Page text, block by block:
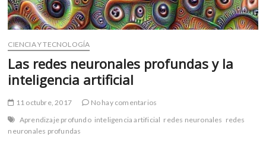
e
r
s
CIENCIA Y TECNOLOGÍA
Las redes neuronales profundas y la
inteligencia artificial
11 octubre, 2017
No hay comentarios
Aprendizaje profundo inteligencia artificial redes neuronales redes
neuronales profundas